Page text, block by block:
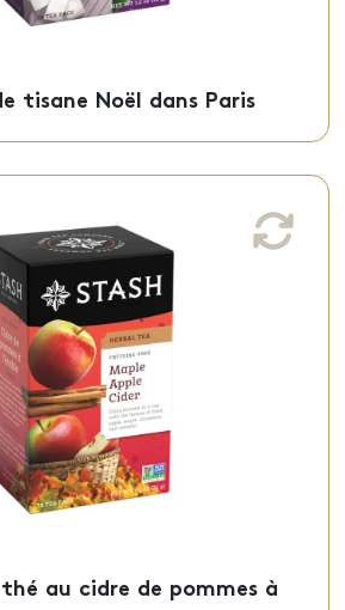
tisane Noël dans Paris
au cidre de pommes à
thé au cidre de pommes à
l'érable
au cidre de pommes à
pour la saison d’automne,
en sachets individuels.
Sachets - 50-05928